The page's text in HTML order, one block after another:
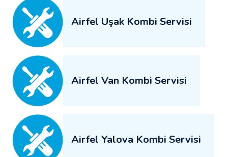
Airfel Uşak Kombi Servisi
Airfel Van Kombi Servisi
Airfel Yalova Kombi Servisi